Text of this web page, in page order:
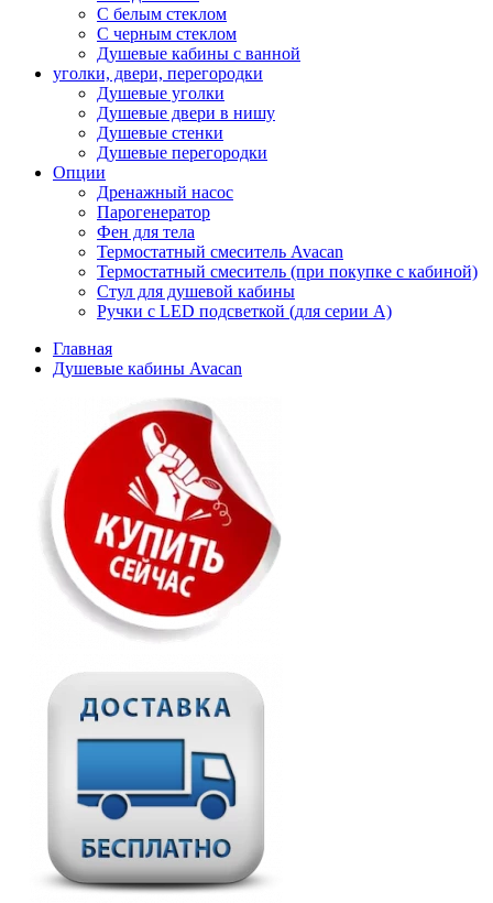
С белым стеклом
С черным стеклом
Душевые кабины с ванной
уголки, двери, перегородки
Душевые уголки
Душевые двери в нишу
Душевые стенки
Душевые перегородки
Опции
Дренажный насос
Парогенератор
Фен для тела
Термостатный смеситель Avacan
Термостатный смеситель (при покупке с кабиной)
Стул для душевой кабины
Ручки с LED подсветкой (для серии A)
Главная
Душевые кабины Avacan